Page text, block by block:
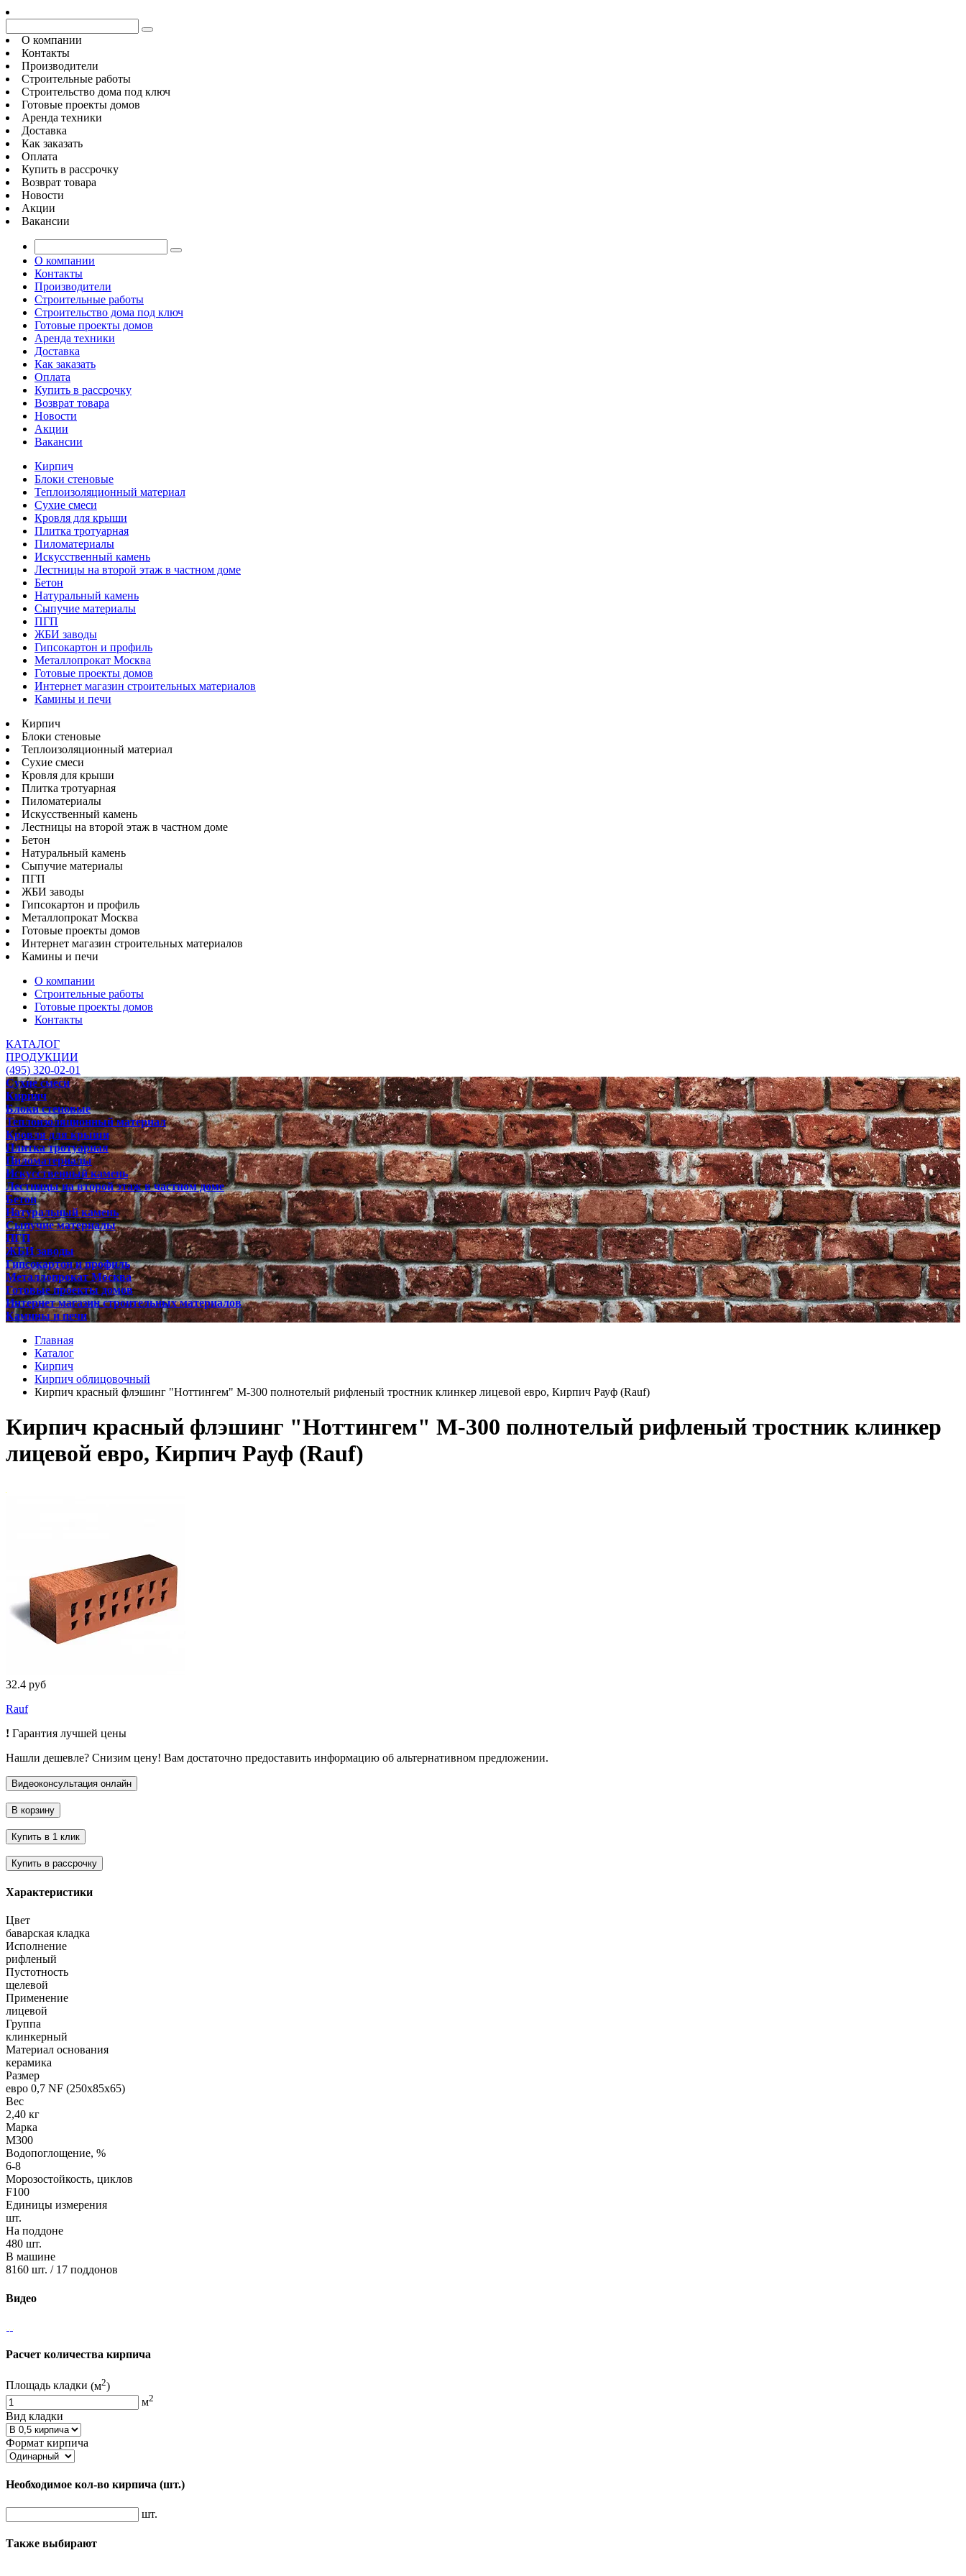
О компании
Контакты
Производители
Строительные работы
Строительство дома под ключ
Готовые проекты домов
Аренда техники
Доставка
Как заказать
Оплата
Купить в рассрочку
Возврат товара
Новости
Акции
Вакансии
О компании
Контакты
Производители
Строительные работы
Строительство дома под ключ
Готовые проекты домов
Аренда техники
Доставка
Как заказать
Оплата
Купить в рассрочку
Возврат товара
Новости
Акции
Вакансии
Кирпич
Блоки стеновые
Теплоизоляционный материал
Сухие смеси
Кровля для крыши
Плитка тротуарная
Пиломатериалы
Искусственный камень
Лестницы на второй этаж в частном доме
Бетон
Натуральный камень
Сыпучие материалы
ПГП
ЖБИ заводы
Гипсокартон и профиль
Металлопрокат Москва
Готовые проекты домов
Интернет магазин строительных материалов
Камины и печи
Кирпич
Блоки стеновые
Теплоизоляционный материал
Сухие смеси
Кровля для крыши
Плитка тротуарная
Пиломатериалы
Искусственный камень
Лестницы на второй этаж в частном доме
Бетон
Натуральный камень
Сыпучие материалы
ПГП
ЖБИ заводы
Гипсокартон и профиль
Металлопрокат Москва
Готовые проекты домов
Интернет магазин строительных материалов
Камины и печи
О компании
Строительные работы
Готовые проекты домов
Контакты
КАТАЛОГ
ПРОДУКЦИИ
(495) 320-02-01
Сухие смеси
Кирпич
Блоки стеновые
Теплоизоляционный материал
Кровля для крыши
Плитка тротуарная
Пиломатериалы
Искусственный камень
Лестницы на второй этаж в частном доме
Бетон
Натуральный камень
Сыпучие материалы
ПГП
ЖБИ заводы
Гипсокартон и профиль
Металлопрокат Москва
Готовые проекты домов
Интернет магазин строительных материалов
Камины и печи
Главная
Каталог
Кирпич
Кирпич облицовочный
Кирпич красный флэшинг "Ноттингем" М-300 полнотелый рифленый тростник клинкер лицевой евро, Кирпич Рауф (Rauf)
Кирпич красный флэшинг "Ноттингем" М-300 полнотелый рифленый тростник клинкер
лицевой евро, Кирпич Рауф (Rauf)
32.4 руб
Rauf
! Гарантия лучшей цены
Нашли дешевле? Снизим цену! Вам достаточно предоставить информацию об альтернативном предложении.
Характеристики
Цвет
баварская кладка
Исполнение
рифленый
Пустотность
щелевой
Применение
лицевой
Группа
клинкерный
Материал основания
керамика
Размер
евро 0,7 NF (250х85х65)
Вес
2,40 кг
Марка
М300
Водопоглощение, %
6-8
Морозостойкость, циклов
F100
Единицы измерения
шт.
На поддоне
480 шт.
В машине
8160 шт. / 17 поддонов
Видео
Расчет количества кирпича
Площадь кладки (м2)
м2
Вид кладки
Формат кирпича
Необходимое кол-во кирпича (шт.)
шт.
Также выбирают